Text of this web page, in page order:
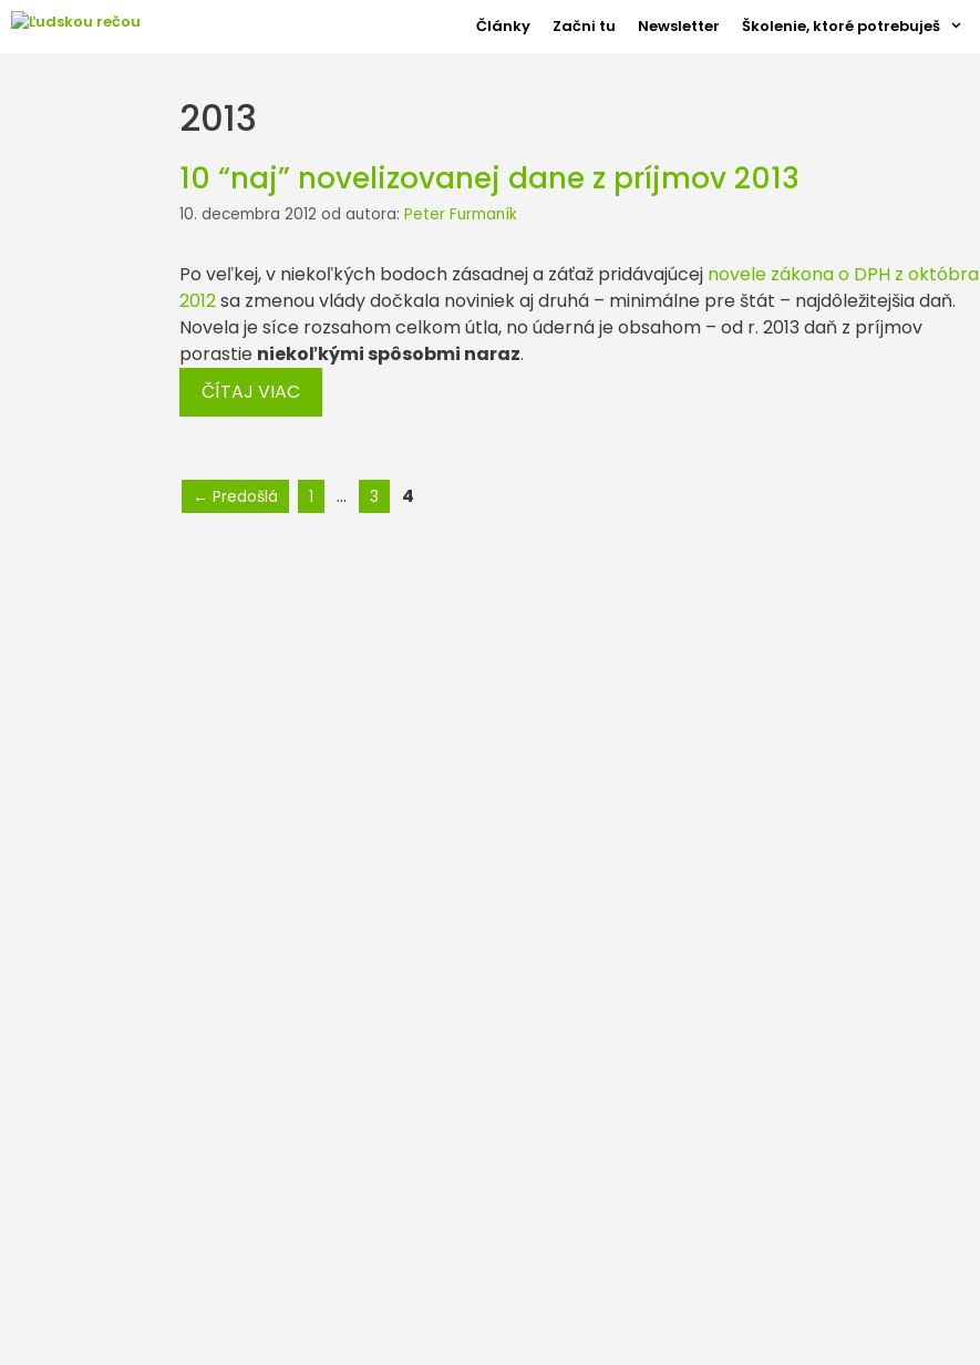
Preskočiť
Články Začni tu Newsletter Školenie, ktoré potrebuješ
2013
10 “naj” novelizovanej dane z príjmov 2013
10. decembra 2012 od autora: Peter Furmaník
Po veľkej, v niekoľkých bodoch zásadnej a záťaž pridávajúcej novele zákona o DPH z októbra
2012sa zmenou vlády dočkala noviniek aj druhá – minimálne pre štát – najdôležitejšia daň.
Novela je síce rozsahom celkom útla, no úderná je obsahom – od r. 2013 daň z príjmov
porastie niekoľkými spôsobmi naraz.
ČÍTAJ VIAC
← Predošlá Stránka
1 … Stránka
3 Stránka
4